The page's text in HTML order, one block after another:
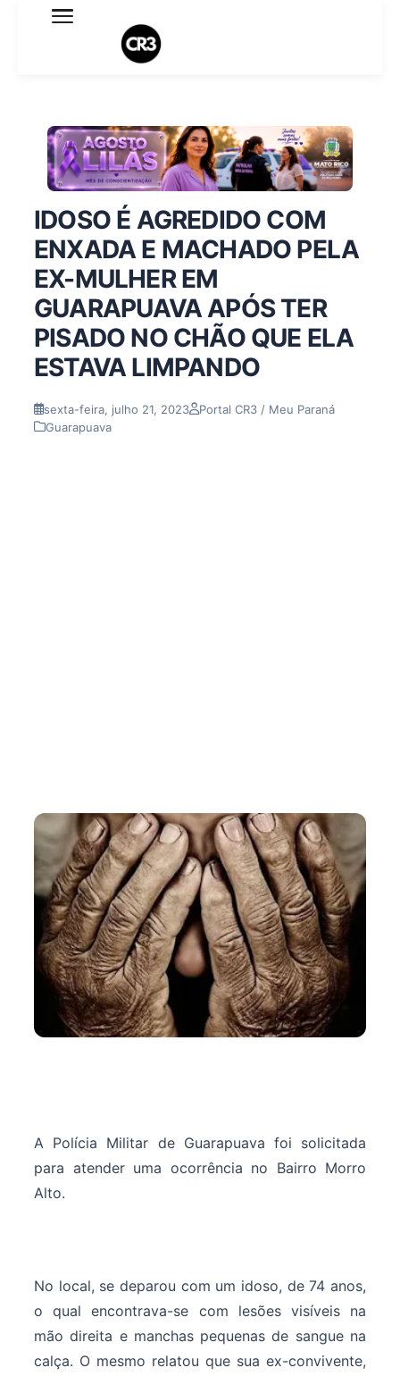
Expediente
Termo de Uso
Sobre o blog
IDOSO É AGREDIDO COM
ENXADA E MACHADO PELA
EX-MULHER EM
GUARAPUAVA APÓS TER
PISADO NO CHÃO QUE ELA
ESTAVA LIMPANDO
sexta-feira, julho 21, 2023
Portal CR3 / Meu Paraná
Guarapuava
A Polícia Militar de Guarapuava foi solicitada
para atender uma ocorrência no Bairro Morro
Alto.
No local, se deparou com um idoso, de 74 anos,
o qual encontrava-se com lesões visíveis na
mão direita e manchas pequenas de sangue na
calça. O mesmo relatou que sua ex-convivente,